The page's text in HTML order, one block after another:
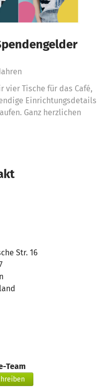
vier Tische für das Café,
Einrichtungsdetails
Ganz herzlichen
Str. 16
Team